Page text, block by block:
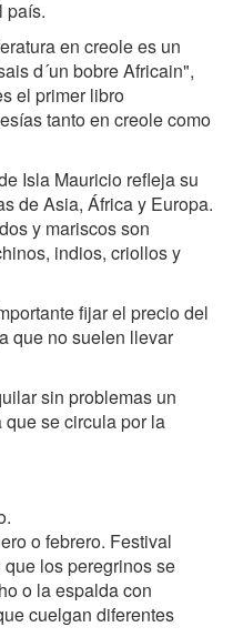
país.
en creole es un
d´un bobre Africain",
el primer libro
tanto en creole como
Isla Mauricio refleja su
de Asia, África y Europa.
y mariscos son
indios, criollos y
fijar el precio del
que no suelen llevar
sin problemas un
se circula por la
o febrero. Festival
los peregrinos se
o la espalda con
cuelgan diferentes